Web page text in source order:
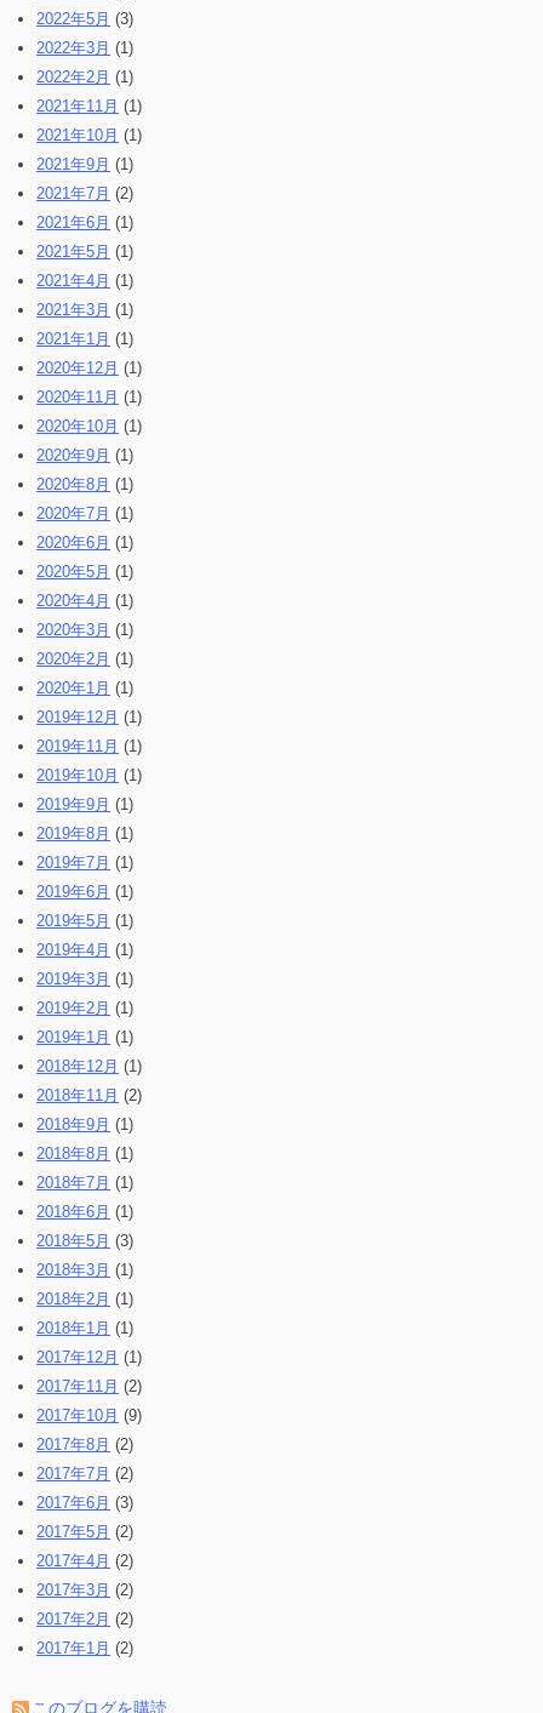
2022年5月 (3)
2022年3月 (1)
2022年2月 (1)
2021年11月 (1)
2021年10月 (1)
2021年9月 (1)
2021年7月 (2)
2021年6月 (1)
2021年5月 (1)
2021年4月 (1)
2021年3月 (1)
2021年1月 (1)
2020年12月 (1)
2020年11月 (1)
2020年10月 (1)
2020年9月 (1)
2020年8月 (1)
2020年7月 (1)
2020年6月 (1)
2020年5月 (1)
2020年4月 (1)
2020年3月 (1)
2020年2月 (1)
2020年1月 (1)
2019年12月 (1)
2019年11月 (1)
2019年10月 (1)
2019年9月 (1)
2019年8月 (1)
2019年7月 (1)
2019年6月 (1)
2019年5月 (1)
2019年4月 (1)
2019年3月 (1)
2019年2月 (1)
2019年1月 (1)
2018年12月 (1)
2018年11月 (2)
2018年9月 (1)
2018年8月 (1)
2018年7月 (1)
2018年6月 (1)
2018年5月 (3)
2018年3月 (1)
2018年2月 (1)
2018年1月 (1)
2017年12月 (1)
2017年11月 (2)
2017年10月 (9)
2017年8月 (2)
2017年7月 (2)
2017年6月 (3)
2017年5月 (2)
2017年4月 (2)
2017年3月 (2)
2017年2月 (2)
2017年1月 (2)
このブログを購読